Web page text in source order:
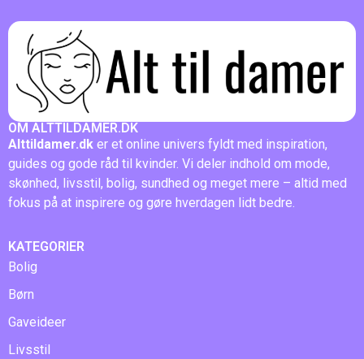
OM ALTTILDAMER.DK
Alttildamer.dk er et online univers fyldt med inspiration,
guides og gode råd til kvinder. Vi deler indhold om mode,
skønhed, livsstil, bolig, sundhed og meget mere – altid med
fokus på at inspirere og gøre hverdagen lidt bedre.
KATEGORIER
Bolig
Børn
Gaveideer
Livsstil